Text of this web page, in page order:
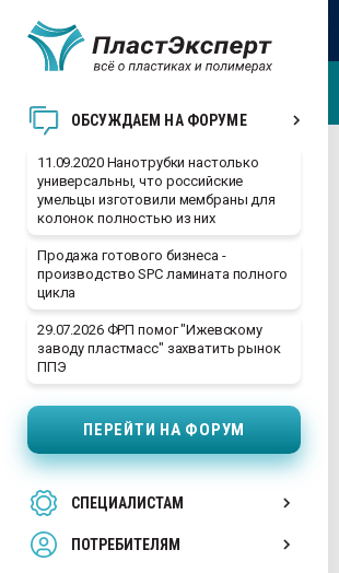
ОБСУЖДАЕМ НА ФОРУМЕ
11.09.2020 Нанотрубки настолько
универсальны, что российские
умельцы изготовили мембраны для
колонок полностью из них
Продажа готового бизнеса -
производство SPC ламината полного
цикла
29.07.2026 ФРП помог "Ижевскому
заводу пластмасс" захватить рынок
ППЭ
ПЕРЕЙТИ НА ФОРУМ
СПЕЦИАЛИСТАМ
ПОТРЕБИТЕЛЯМ